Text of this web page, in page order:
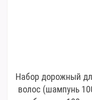
Набор дорожный
волос (шампунь